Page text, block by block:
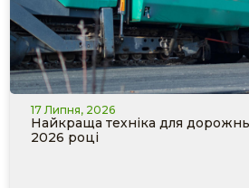
17 Липня, 2026
Найкраща техніка для
2026 році